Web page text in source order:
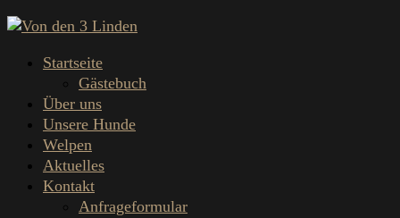
Startseite
Gästebuch
Über uns
Unsere Hunde
Welpen
Aktuelles
Kontakt
Anfrageformular